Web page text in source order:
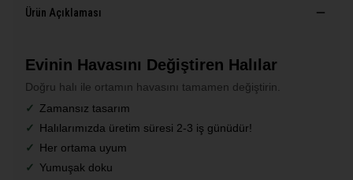
Ürün Açıklaması
Evinin Havasını Değiştiren Halılar
Doğru halı ile ortamın havasını tamamen değiştirin.
Zamansız tasarım
Halılarımızda üretim süresi 2-3 iş günüdür!
Her ortama uyum
Yumuşak doku